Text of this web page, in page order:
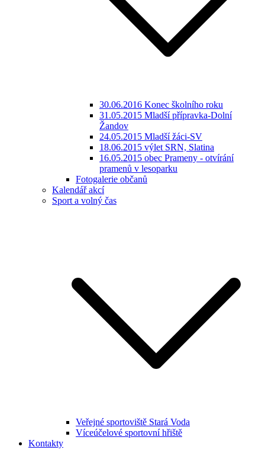
30.06.2016 Konec školního roku
31.05.2015 Mladší přípravka-Dolní
Žandov
24.05.2015 Mladší žáci-SV
18.06.2015 výlet SRN, Slatina
16.05.2015 obec Prameny - otvírání
pramenů v lesoparku
Fotogalerie občanů
Kalendář akcí
Sport a volný čas
Veřejné sportoviště Stará Voda
Víceúčelové sportovní hřiště
Kontakty